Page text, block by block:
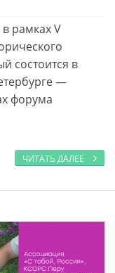
рамках V
состоится в
—
форума
ЧИТАТЬ ДАЛЕЕ